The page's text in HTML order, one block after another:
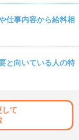
仕事内容から給料相
と向いている人の特
して